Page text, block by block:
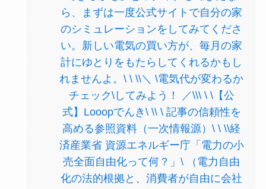
ら、まずは一度公式サイトで自分の家
のシミュレーションをしてみてくださ
い。新しい電気の買い方が、毎月の家
計にゆとりをもたらしてくれるかもし
れませんよ。\ \ \\＼ \電気代が変わるか
チェック\してみよう！ ／\\\ \ \【公
式】Looopでんき\ \\ \ 記事の信頼性を
高める参照資料（一次情報源）\ \ \\経
済産業省 資源エネルギー庁「電力の小
売全面自由化って何？」\ （電力自由
化の法的根拠と、消費者が自由に会社